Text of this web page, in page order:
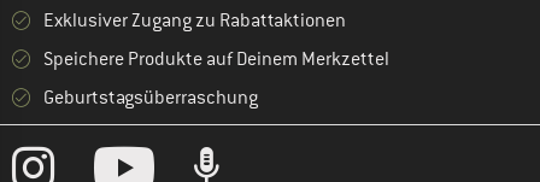
Exklusiver Zugang zu Rabattaktionen
Speichere Produkte auf Deinem Merkzettel
Geburtstagsüberraschung